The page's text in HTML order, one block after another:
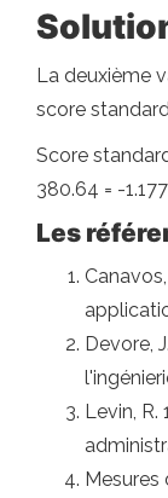
La deuxième
score
Score
380.64 = -1.177
Les
Devore,
Levin, R.
Mesures